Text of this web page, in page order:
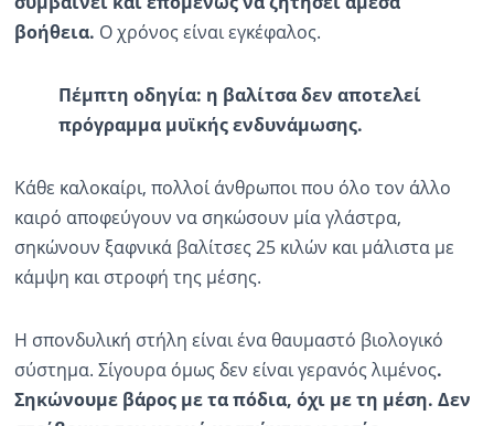
βοήθεια. Ο χρόνος είναι εγκέφαλος.
Πέμπτη οδηγία: η βαλίτσα δεν αποτελεί
πρόγραμμα μυϊκής ενδυνάμωσης.
Κάθε καλοκαίρι, πολλοί άνθρωποι που όλο τον άλλο
καιρό αποφεύγουν να σηκώσουν μία γλάστρα,
σηκώνουν ξαφνικά βαλίτσες 25 κιλών και μάλιστα με
κάμψη και στροφή της μέσης.
Η σπονδυλική στήλη είναι ένα θαυμαστό βιολογικό
σύστημα. Σίγουρα όμως δεν είναι γερανός λιμένος.
Σηκώνουμε βάρος με τα πόδια, όχι με τη μέση. Δεν